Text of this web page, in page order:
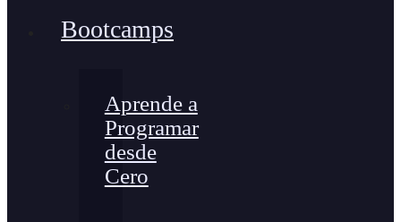
Bootcamps
Aprende a
Programar
desde
Cero